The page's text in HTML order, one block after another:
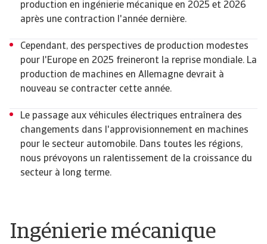
Ingénierie mécanique
production en ingénierie mécanique en 2025 et 2026
après une contraction l'année dernière.
Cependant, des perspectives de production modestes
pour l'Europe en 2025 freineront la reprise mondiale. La
production de machines en Allemagne devrait à
nouveau se contracter cette année.
Le passage aux véhicules électriques entraînera des
changements dans l'approvisionnement en machines
pour le secteur automobile. Dans toutes les régions,
nous prévoyons un ralentissement de la croissance du
secteur à long terme.